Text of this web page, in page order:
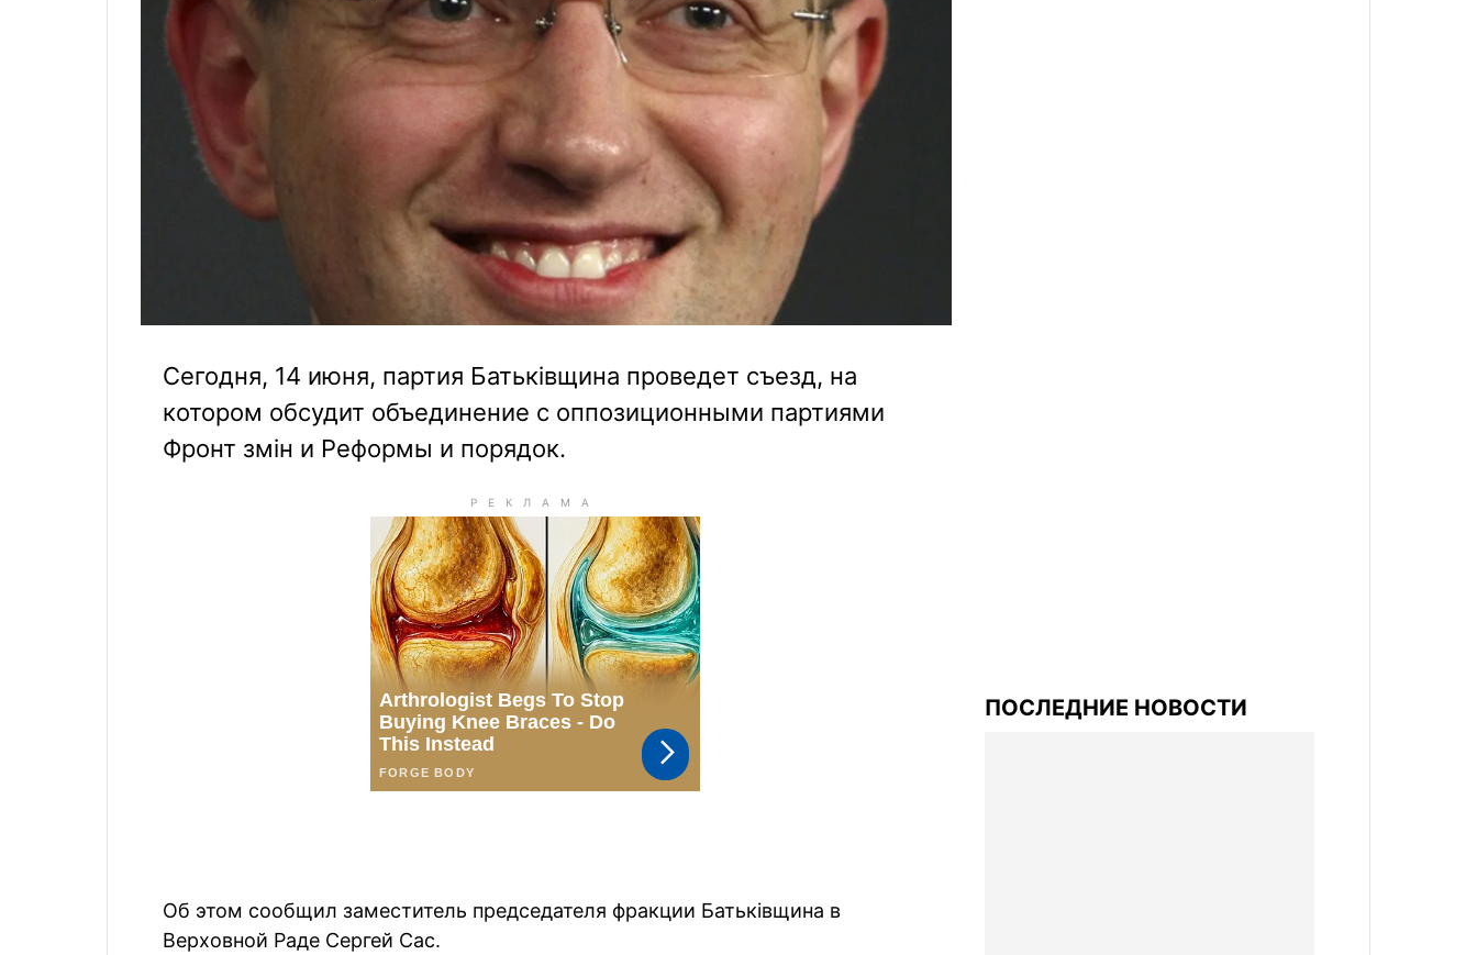
Сегодня, 14 июня, партия Батьківщина проведет съезд, на
котором обсудит объединение с оппозиционными партиями
Фронт змін и Реформы и порядок.
Об этом сообщил заместитель председателя фракции Батьківщина в
Верховной Раде Сергей Сас.
ПОСЛЕДНИЕ НОВОСТИ